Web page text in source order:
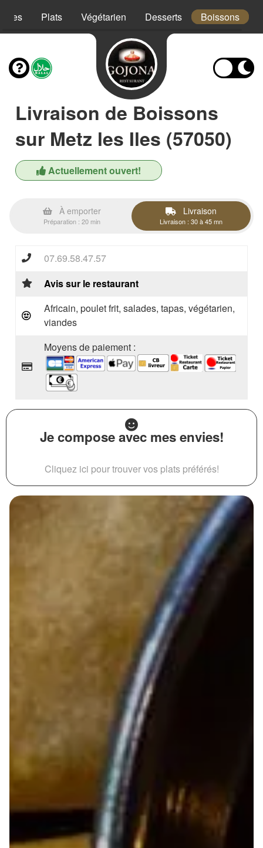
Plats Végétarien Desserts Boissons
Livraison de Boissons
sur Metz les Iles (57050)
Actuellement ouvert!
À emporter
Préparation : 20 min
Livraison
Livraison : 30 à 45 mn
07.69.58.47.57
Avis sur le restaurant
Africain, poulet frit, salades, tapas, végétarien,
viandes
Moyens de paiement :
Je compose avec mes envies!
Cliquez ici pour trouver vos plats préférés!